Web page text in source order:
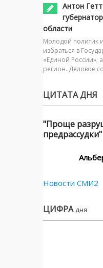
Антон
области
Молодой политик
избраться в
«Единой России»,
регион. Деловое
ЦИТАТА ДНЯ
"Проще
предрассудки"
Новости СМИ2
ЦИФРА дня